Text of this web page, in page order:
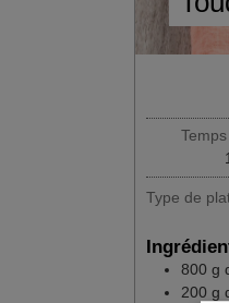
Type de
800 g
200 g